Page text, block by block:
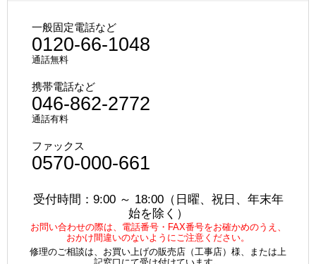
一般固定電話など
0120-66-1048
通話無料
携帯電話など
046-862-2772
通話有料
ファックス
0570-000-661
受付時間：9:00 ～ 18:00（日曜、祝日、年末年
始を除く）
お問い合わせの際は、電話番号・FAX番号をお確かめのうえ、
おかけ間違いのないようにご注意ください。
修理のご相談は、お買い上げの販売店（工事店）様、または上